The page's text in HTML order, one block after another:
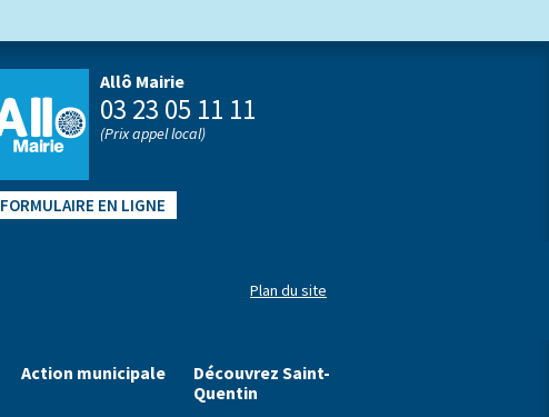
Allô Mairie
03 23 05 11 11
(Prix appel local)
FORMULAIRE EN LIGNE
Plan du site
Action municipale
Découvrez Saint-
Quentin